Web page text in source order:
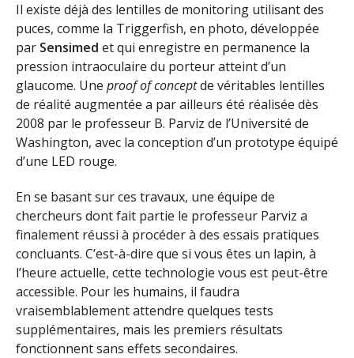
Il existe déjà des lentilles de monitoring utilisant des
puces, comme la Triggerfish, en photo, développée
par Sensimed et qui enregistre en permanence la
pression intraoculaire du porteur atteint d’un
glaucome. Une proof of conceptde véritables lentilles
de réalité augmentée a par ailleurs été réalisée dès
2008 par le professeur B. Parviz de l’Université de
Washington, avec la conception d’un prototype équipé
d’une LED rouge.
En se basant sur ces travaux, une équipe de
chercheurs dont fait partie le professeur Parviz a
finalement réussi à procéder à des essais pratiques
concluants. C’est-à-dire que si vous êtes un lapin, à
l’heure actuelle, cette technologie vous est peut-être
accessible. Pour les humains, il faudra
vraisemblablement attendre quelques tests
supplémentaires, mais les premiers résultats
fonctionnent sans effets secondaires.